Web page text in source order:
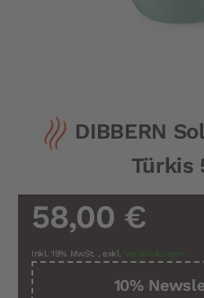
Anfang
DIBBERN
Türkis
58,00 €
Inkl. 19% MwSt. , exkl. Versandkosten
10%